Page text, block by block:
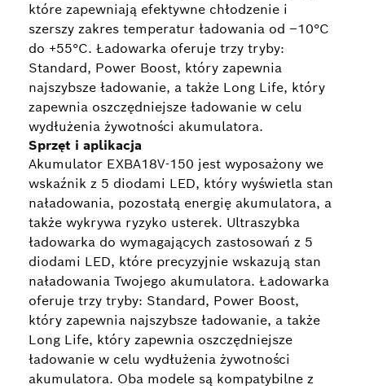
które zapewniają efektywne chłodzenie i
szerszy zakres temperatur ładowania od –10°C
do +55°C. Ładowarka oferuje trzy tryby:
Standard, Power Boost, który zapewnia
najszybsze ładowanie, a także Long Life, który
zapewnia oszczędniejsze ładowanie w celu
wydłużenia żywotności akumulatora.
Sprzęt i aplikacja
Akumulator EXBA18V-150 jest wyposażony we
wskaźnik z 5 diodami LED, który wyświetla stan
naładowania, pozostałą energię akumulatora, a
także wykrywa ryzyko usterek. Ultraszybka
ładowarka do wymagających zastosowań z 5
diodami LED, które precyzyjnie wskazują stan
naładowania Twojego akumulatora. Ładowarka
oferuje trzy tryby: Standard, Power Boost,
który zapewnia najszybsze ładowanie, a także
Long Life, który zapewnia oszczędniejsze
ładowanie w celu wydłużenia żywotności
akumulatora. Oba modele są kompatybilne z